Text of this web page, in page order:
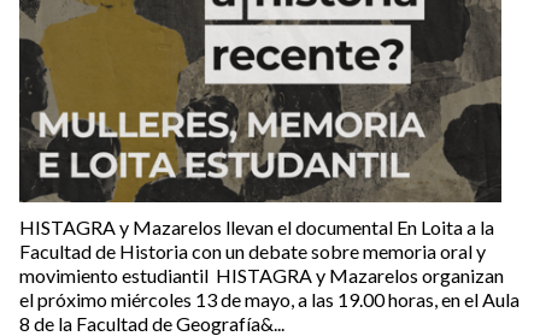
HISTAGRA y Mazarelos llevan el documental En Loita a la
Facultad de Historia con un debate sobre memoria oral y
movimiento estudiantil HISTAGRA y Mazarelos organizan
el próximo miércoles 13 de mayo, a las 19.00 horas, en el Aula
8 de la Facultad de Geografía&...